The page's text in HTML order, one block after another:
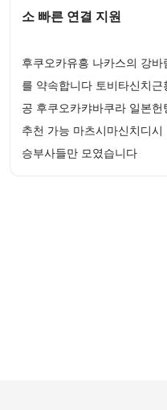
소 빠른 연결 지원
후쿠오카유흥 나카스의 강
를 약속합니다 토비타신치
공 후쿠오카캬바쿠라 일본
추천 가능 마츠시마신치디
승부사들만 모였습니다